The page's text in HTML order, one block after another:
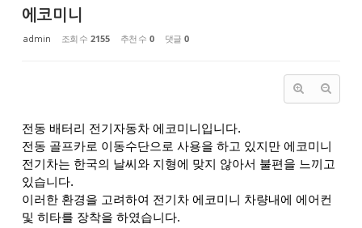
에코미니
admin 조회 수 2155 추천 수 0 댓글 0
전동 배터리 전기자동차 에코미니입니다.
전동 골프카로 이동수단으로 사용을 하고 있지만 에코미니
전기차는 한국의 날씨와 지형에 맞지 않아서 불편을 느끼고
있습니다.
이러한 환경을 고려하여 전기차 에코미니 차량내에 에어컨
및 히타를 장착을 하였습니다.